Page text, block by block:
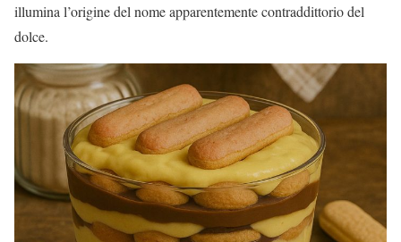
illumina l’origine del nome apparentemente contraddittorio del
dolce.